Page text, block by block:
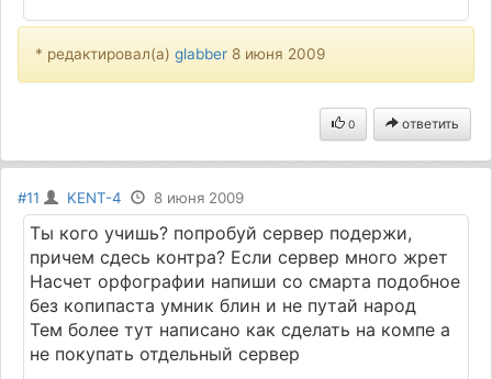
* редактировал(а)glabber 8 июня 2009
0 ответить
#11 KENT-4 8 июня 2009
Ты кого учишь? попробуй сервер подержи,
причем сдесь контра? Если сервер много жрет
Насчет орфографии напиши со смарта подобное
без копипаста умник блин и не путай народ
Тем более тут написано как сделать на компе а
не покупать отдельный сервер